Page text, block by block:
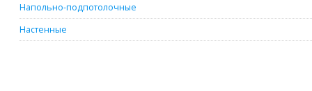
Напольно-подпотолочные
Настенные